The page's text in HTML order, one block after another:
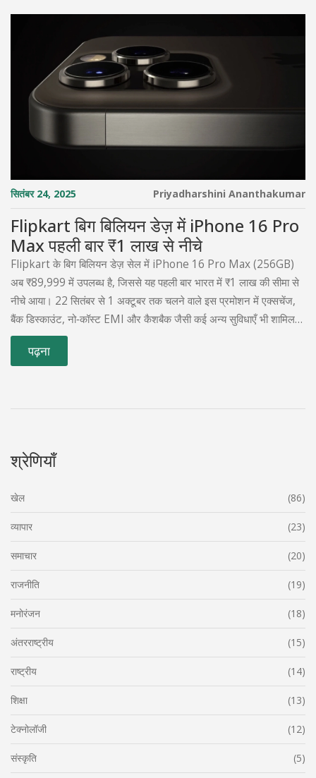
सितंबर 24, 2025 Priyadharshini Ananthakumar
Flipkart बिग बिलियन डेज़ में iPhone 16 Pro
Max पहली बार ₹1 लाख से नीचे
Flipkart के बिग बिलियन डेज़ सेल में iPhone 16 Pro Max (256GB)
अब ₹89,999 में उपलब्ध है, जिससे यह पहली बार भारत में ₹1 लाख की सीमा से
नीचे आया। 22 सितंबर से 1 अक्टूबर तक चलने वाले इस प्रमोशन में एक्सचेंज,
बैंक डिस्काउंट, नो‑कॉस्ट EMI और कैशबैक जैसी कई अन्य सुविधाएँ भी शामिल
हैं। यह कदम Apple की प्रीमियम फ़ोन को भारतीय उपभोक्ताओं के लिए और
सुलभ बनाने की दिशा में है।
पढ़ना
श्रेणियाँ
खेल (86)
व्यापार (23)
समाचार (20)
राजनीति (19)
मनोरंजन (18)
अंतरराष्ट्रीय (15)
राष्ट्रीय (14)
शिक्षा (13)
टेक्नोलॉजी (12)
संस्कृति (5)